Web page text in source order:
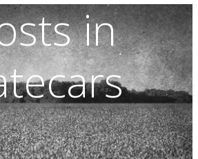
in